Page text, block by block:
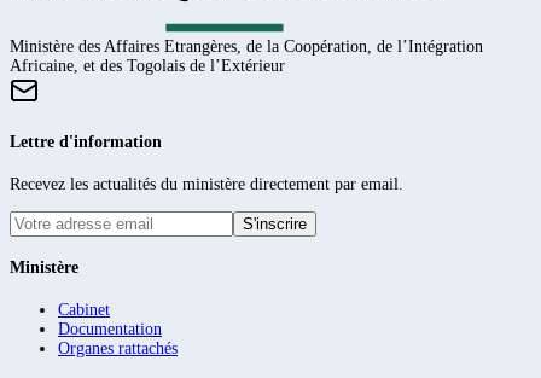
Ministère des Affaires Etrangères, de la Coopération, de l’Intégration
Africaine, et des Togolais de l’Extérieur
Lettre d'information
Recevez les actualités du ministère directement par email.
S'inscrire
Ministère
Cabinet
Documentation
Organes rattachés